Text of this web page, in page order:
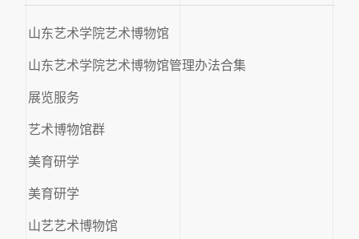
山东艺术学院艺术博物馆
山东艺术学院艺术博物馆管理办法合集
展览服务
艺术博物馆群
美育研学
美育研学
山艺艺术博物馆